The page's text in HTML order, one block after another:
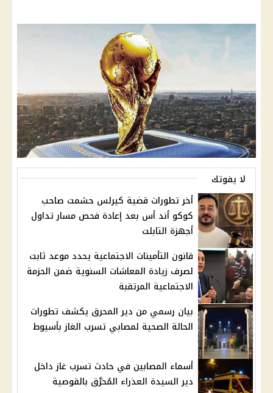
لا يفوتك
أخر تطورات قضية كيرلس حشمت صاحب
كوكو أند أس بعد إعادة فحص مسار تداول
أجهزة التابلت
قانون التأمينات الاجتماعية يحدد موعد ثابت
لصرف زيادة المعاشات السنوية ضمن الحزمة
الاجتماعية المرتقبة
بيان رسمي من دير المحرق يكشف تطورات
الحالة الصحية لمصابي تسرب الغاز بأسيوط
أسماء المصابين في حادث تسرب غاز داخل
دير السيدة العذراء المُحرَّق بالقوصية